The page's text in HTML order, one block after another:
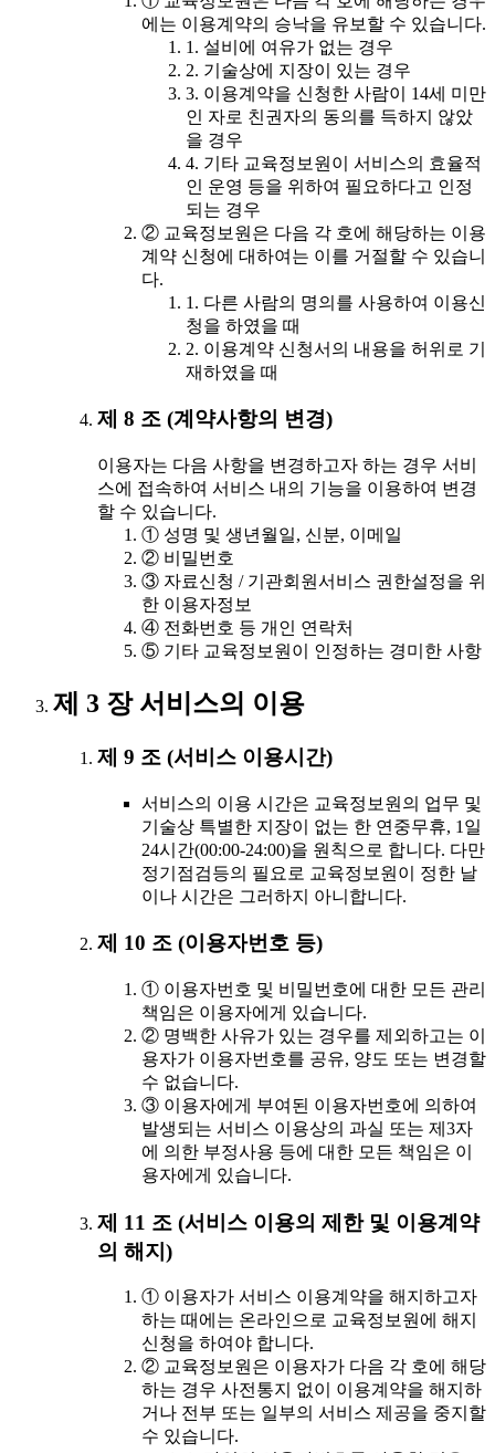
에는 이용계약의 승낙을 유보할 수 있습니다.
1. 설비에 여유가 없는 경우
2. 기술상에 지장이 있는 경우
3. 이용계약을 신청한 사람이 14세 미만
인 자로 친권자의 동의를 득하지 않았
을 경우
4. 기타 교육정보원이 서비스의 효율적
인 운영 등을 위하여 필요하다고 인정
되는 경우
② 교육정보원은 다음 각 호에 해당하는 이용
계약 신청에 대하여는 이를 거절할 수 있습니
다.
1. 다른 사람의 명의를 사용하여 이용신
청을 하였을 때
2. 이용계약 신청서의 내용을 허위로 기
재하였을 때
제 8 조 (계약사항의 변경)
이용자는 다음 사항을 변경하고자 하는 경우 서비
스에 접속하여 서비스 내의 기능을 이용하여 변경
할 수 있습니다.
① 성명 및 생년월일, 신분, 이메일
② 비밀번호
③ 자료신청 / 기관회원서비스 권한설정을 위
한 이용자정보
④ 전화번호 등 개인 연락처
⑤ 기타 교육정보원이 인정하는 경미한 사항
제 3 장 서비스의 이용
제 9 조 (서비스 이용시간)
서비스의 이용 시간은 교육정보원의 업무 및
기술상 특별한 지장이 없는 한 연중무휴, 1일
24시간(00:00-24:00)을 원칙으로 합니다. 다만
정기점검등의 필요로 교육정보원이 정한 날
이나 시간은 그러하지 아니합니다.
제 10 조 (이용자번호 등)
① 이용자번호 및 비밀번호에 대한 모든 관리
책임은 이용자에게 있습니다.
② 명백한 사유가 있는 경우를 제외하고는 이
용자가 이용자번호를 공유, 양도 또는 변경할
수 없습니다.
③ 이용자에게 부여된 이용자번호에 의하여
발생되는 서비스 이용상의 과실 또는 제3자
에 의한 부정사용 등에 대한 모든 책임은 이
용자에게 있습니다.
제 11 조 (서비스 이용의 제한 및 이용계약
의 해지)
① 이용자가 서비스 이용계약을 해지하고자
하는 때에는 온라인으로 교육정보원에 해지
신청을 하여야 합니다.
② 교육정보원은 이용자가 다음 각 호에 해당
하는 경우 사전통지 없이 이용계약을 해지하
거나 전부 또는 일부의 서비스 제공을 중지할
수 있습니다.